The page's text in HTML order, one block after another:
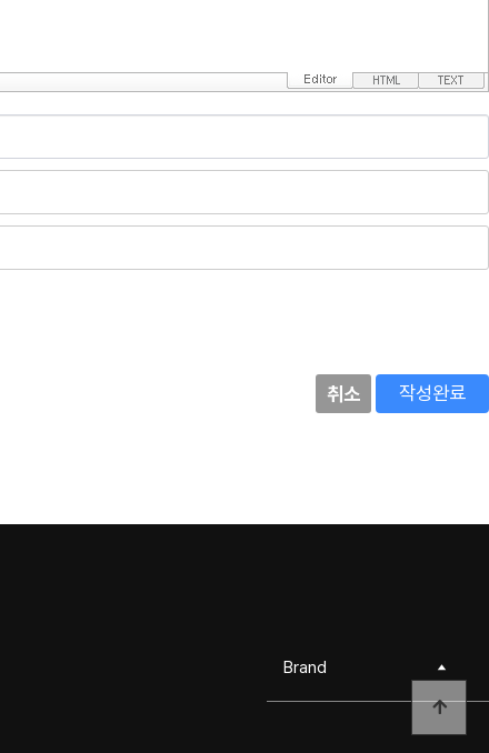
취소 작성완료
Brand